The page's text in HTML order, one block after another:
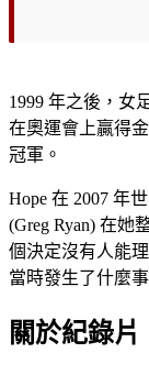
1999 年之後，女
在奧運會上贏得
冠軍。
Hope 在 2007 年
(Greg Ryan) 在她
個決定沒有人能理
當時發生了什麼
關於紀錄片